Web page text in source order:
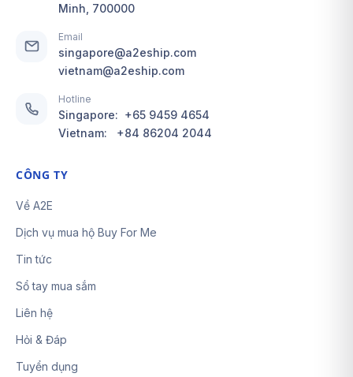
Minh, 700000
Email
singapore@a2eship.com
vietnam@a2eship.com
Hotline
Singapore: +65 9459 4654
Vietnam: +84 86204 2044
CÔNG TY
Về A2E
Dịch vụ mua hộ Buy For Me
Tin tức
Sổ tay mua sắm
Liên hệ
Hỏi & Đáp
Tuyển dụng